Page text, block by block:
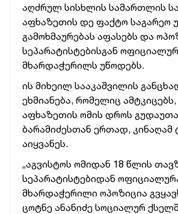
აღძრულ სისხლის სამართლის
აფხაზეთის დე ფაქტო საგარეო
გამოხმაურებას აფასებს და
სეპარატისტებისგან
მხარდაჭერილს უწოდებს.
ის მიხეილ სააკაშვილის
ეხმიანება, რომელიც
აფხაზეთის ომის დროს
ბარამიძესთან ერთად, კინაღამ
აიყვანეს.
„აგვისტოს ომიდან 18 წლის
სეპარატისტებიდან
მხარდაჭერილი ოპოზიცია
ცოტნე ანანიძე სოციალურ